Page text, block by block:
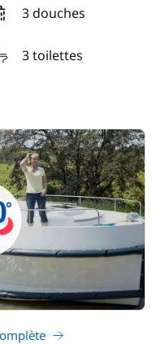
3 douches
3 toilettes